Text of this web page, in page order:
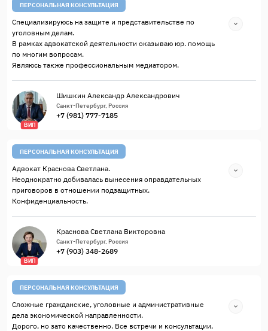
ПЕРСОНАЛЬНАЯ КОНСУЛЬТАЦИЯ
Специализируюсь на защите и представительстве по
уголовным делам.
В рамках адвокатской деятельности оказываю юр. помощь
по многим вопросам.
Являюсь также профессиональным медиатором.
ВИП
Шишкин Александр Александрович
Санкт-Петербург, Россия
+7 (981) 777-7185
ПЕРСОНАЛЬНАЯ КОНСУЛЬТАЦИЯ
Адвокат Краснова Светлана.
Неоднократно добивалась вынесения оправдательных
приговоров в отношении подзащитных.
Конфиденциальность.
ВИП
Краснова Светлана Викторовна
Санкт-Петербург, Россия
+7 (903) 348-2689
ПЕРСОНАЛЬНАЯ КОНСУЛЬТАЦИЯ
Сложные гражданские, уголовные и административные
дела экономической направленности.
Дорого, но зато качественно. Все встречи и консультации,